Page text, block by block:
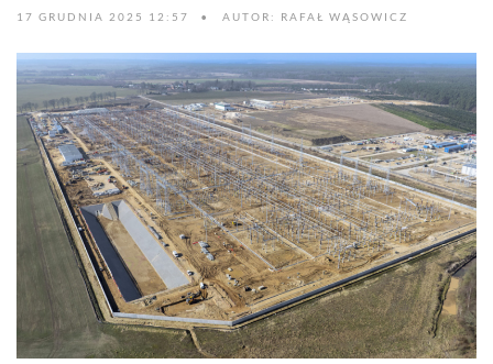
17 GRUDNIA 2025 12:57 AUTOR: RAFAŁ WĄSOWICZ